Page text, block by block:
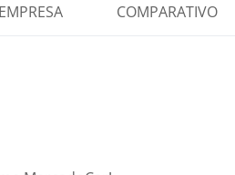
EMPRESA COMPARATIVO